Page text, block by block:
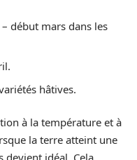
début mars dans les
hâtives.
à la température et à
la terre atteint une
devient idéal. Cela